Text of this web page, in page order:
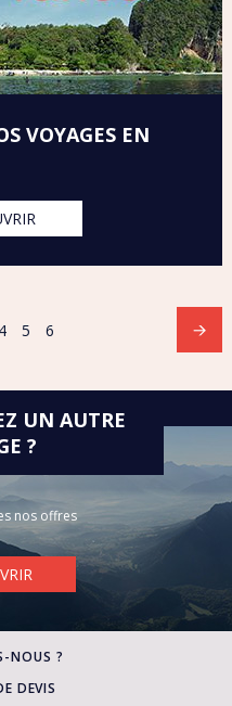
VOYAGES EN
4 5 6
UN AUTRE
?
nos offres
NOUS ?
DEVIS